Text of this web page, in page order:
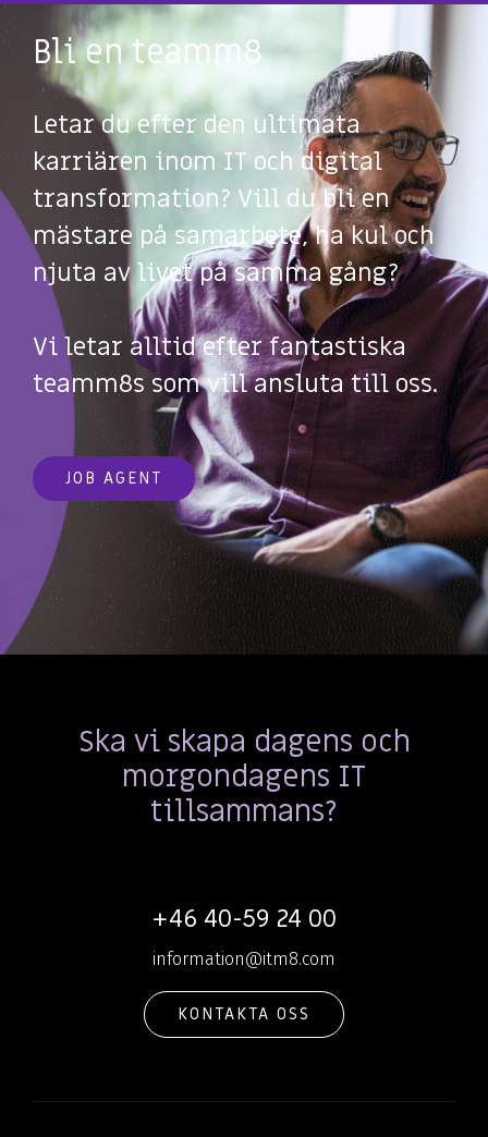
Bli en teamm8
Letar du efter den ultimata
karriären inom IT och digital
transformation? Vill du bli en
mästare på samarbete, ha kul och
njuta av livet på samma gång?
Vi letar alltid efter fantastiska
teamm8s som vill ansluta till oss.
JOB AGENT
Ska vi skapa dagens och
morgondagens IT
tillsammans?
+46 40-59 24 00
information@itm8.com
KONTAKTA OSS